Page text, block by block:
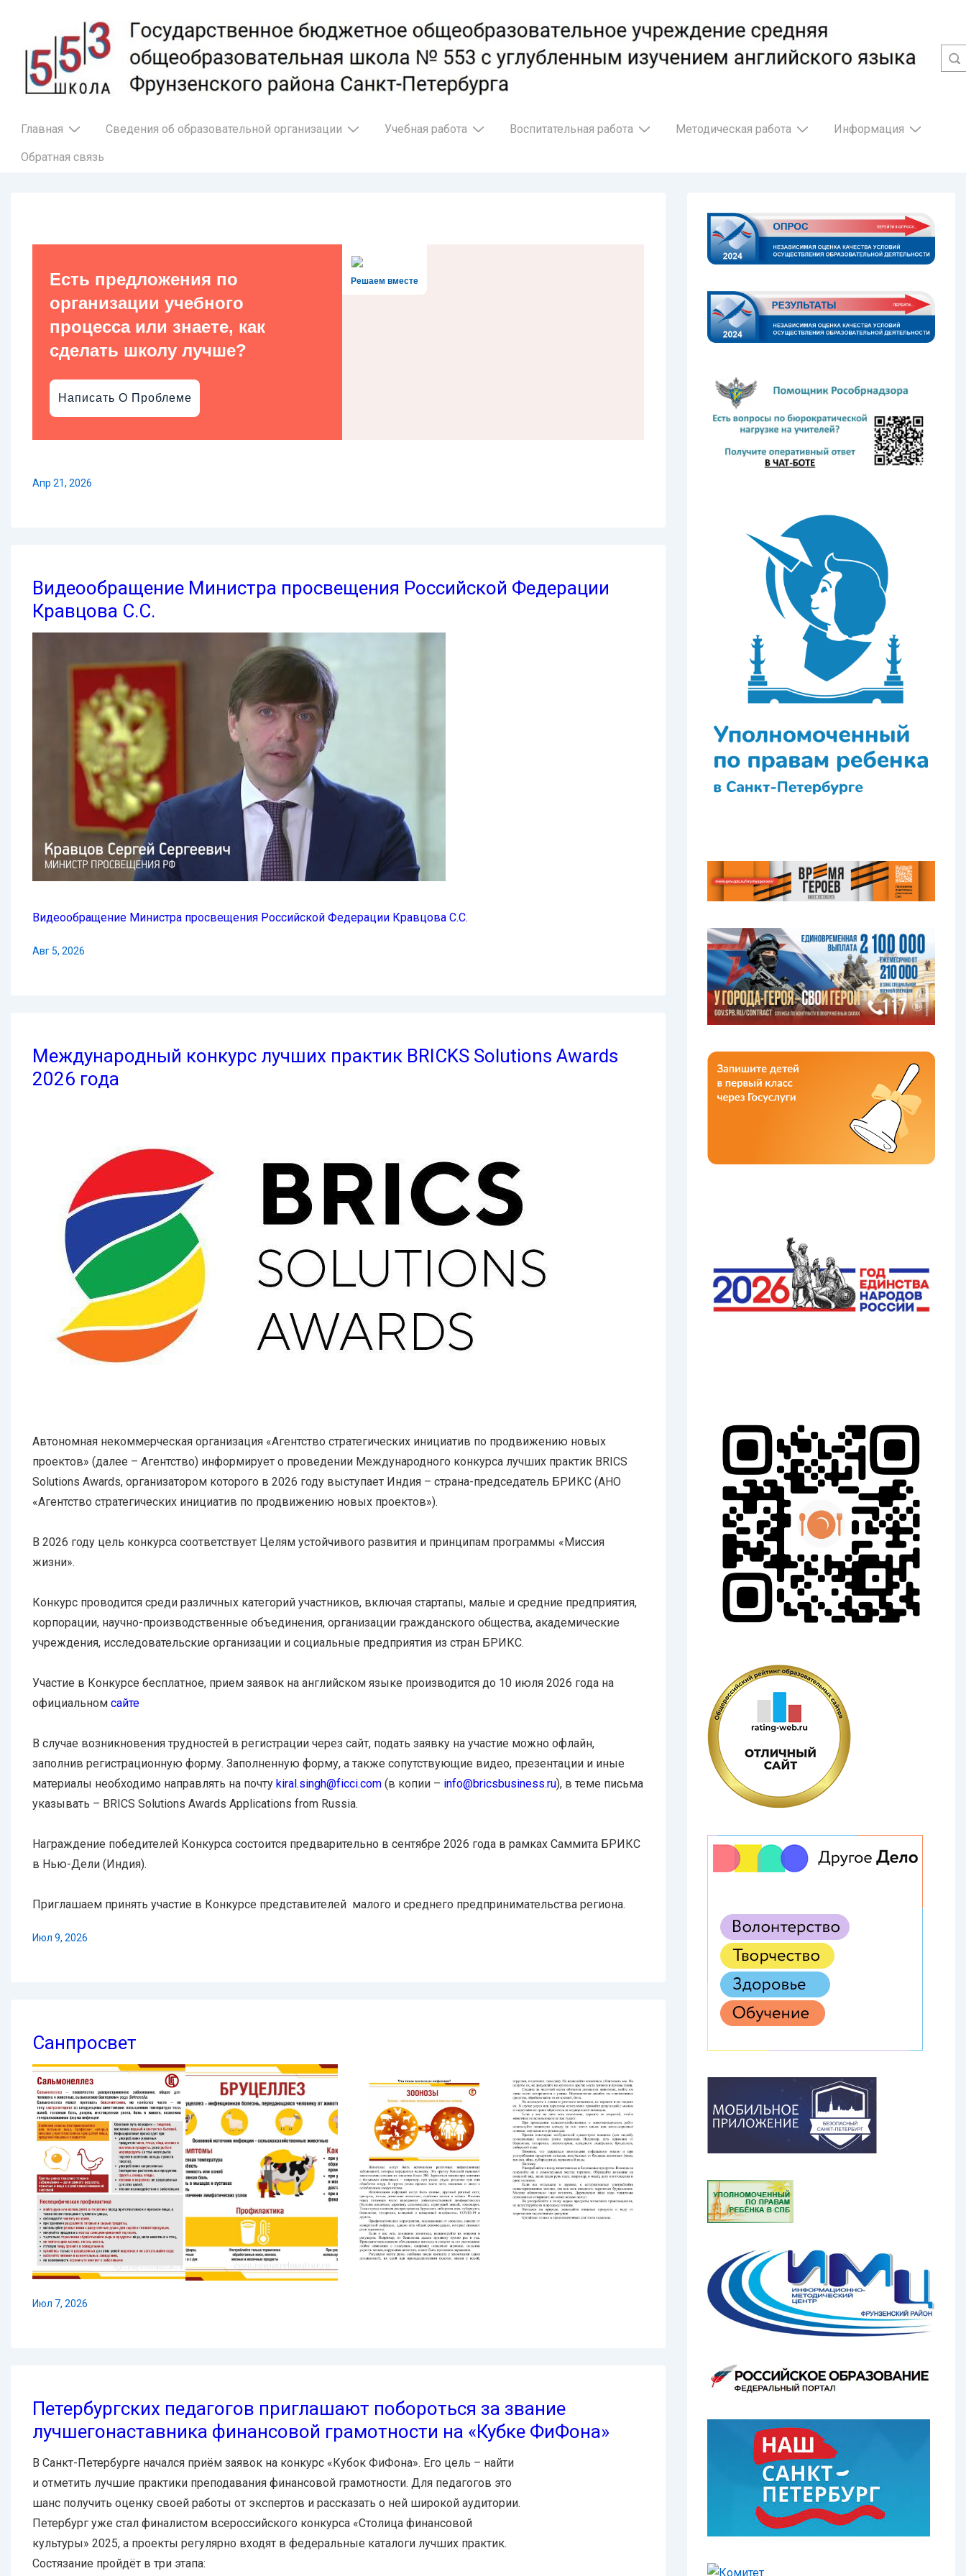
основному
содержимому
Основная
Главная Сведения об образовательной организации Учебная работа Воспитательная работа Методическая работа Информация
Обратная связь
Решаем вместе
Есть предложения по
организации учебного
процесса или знаете, как
сделать школу лучше?
Написать О Проблеме
Апр 21, 2026
Видеообращение Министра просвещения Российской Федерации
Кравцова С.С.
Видеообращение Министра просвещения Российской Федерации Кравцова С.С.
Авг 5, 2026
Международный конкурс лучших практик BRICKS Solutions Awards
2026 года
Автономная некоммерческая организация «Агентство стратегических инициатив по продвижению новых
проектов» (далее – Агентство) информирует о проведении Международного конкурса лучших практик BRICS
Solutions Awards, организатором которого в 2026 году выступает Индия – страна-председатель БРИКС (АНО
«Агентство стратегических инициатив по продвижению новых проектов»).
В 2026 году цель конкурса соответствует Целям устойчивого развития и принципам программы «Миссия
жизни».
Конкурс проводится среди различных категорий участников, включая стартапы, малые и средние предприятия,
корпорации, научно-производственные объединения, организации гражданского общества, академические
учреждения, исследовательские организации и социальные предприятия из стран БРИКС.
Участие в Конкурсе бесплатное, прием заявок на английском языке производится до 10 июля 2026 года на
официальном сайте
В случае возникновения трудностей в регистрации через сайт, подать заявку на участие можно офлайн,
заполнив регистрационную форму. Заполненную форму, а также сопутствующие видео, презентации и иные
материалы необходимо направлять на почту kiral.singh@ficci.com (в копии – info@bricsbusiness.ru), в теме письма
указывать – BRICS Solutions Awards Applications from Russia.
Награждение победителей Конкурса состоится предварительно в сентябре 2026 года в рамках Саммита БРИКС
в Нью-Дели (Индия).
Приглашаем принять участие в Конкурсе представителей малого и среднего предпринимательства региона.
Июл 9, 2026
Санпросвет
Июл 7, 2026
Петербургских педагогов приглашают побороться за звание
лучшегонаставника финансовой грамотности на «Кубке ФиФона»
В Санкт-Петербурге начался приём заявок на конкурс «Кубок ФиФона». Его цель – найти
и отметить лучшие практики преподавания финансовой грамотности. Для педагогов это
шанс получить оценку своей работы от экспертов и рассказать о ней широкой аудитории.
Петербург уже стал финалистом всероссийского конкурса «Столица финансовой
культуры» 2025, а проекты регулярно входят в федеральные каталоги лучших практик.
Состязание пройдёт в три этапа: